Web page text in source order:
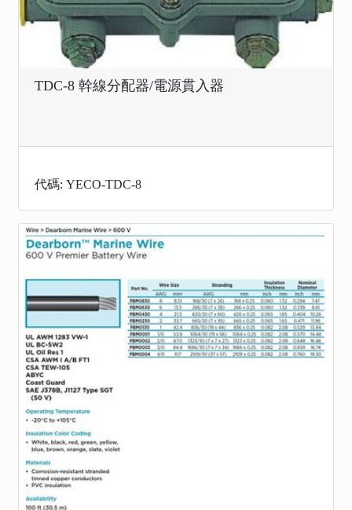
TDC-8 幹線分配器/電源貫入器
代碼: YECO-TDC-8